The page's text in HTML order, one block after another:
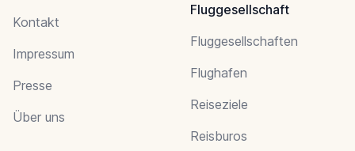
Kontakt
Impressum
Presse
Über uns
Fluggesellschaft
Fluggesellschaften
Flughafen
Reiseziele
Reisburos